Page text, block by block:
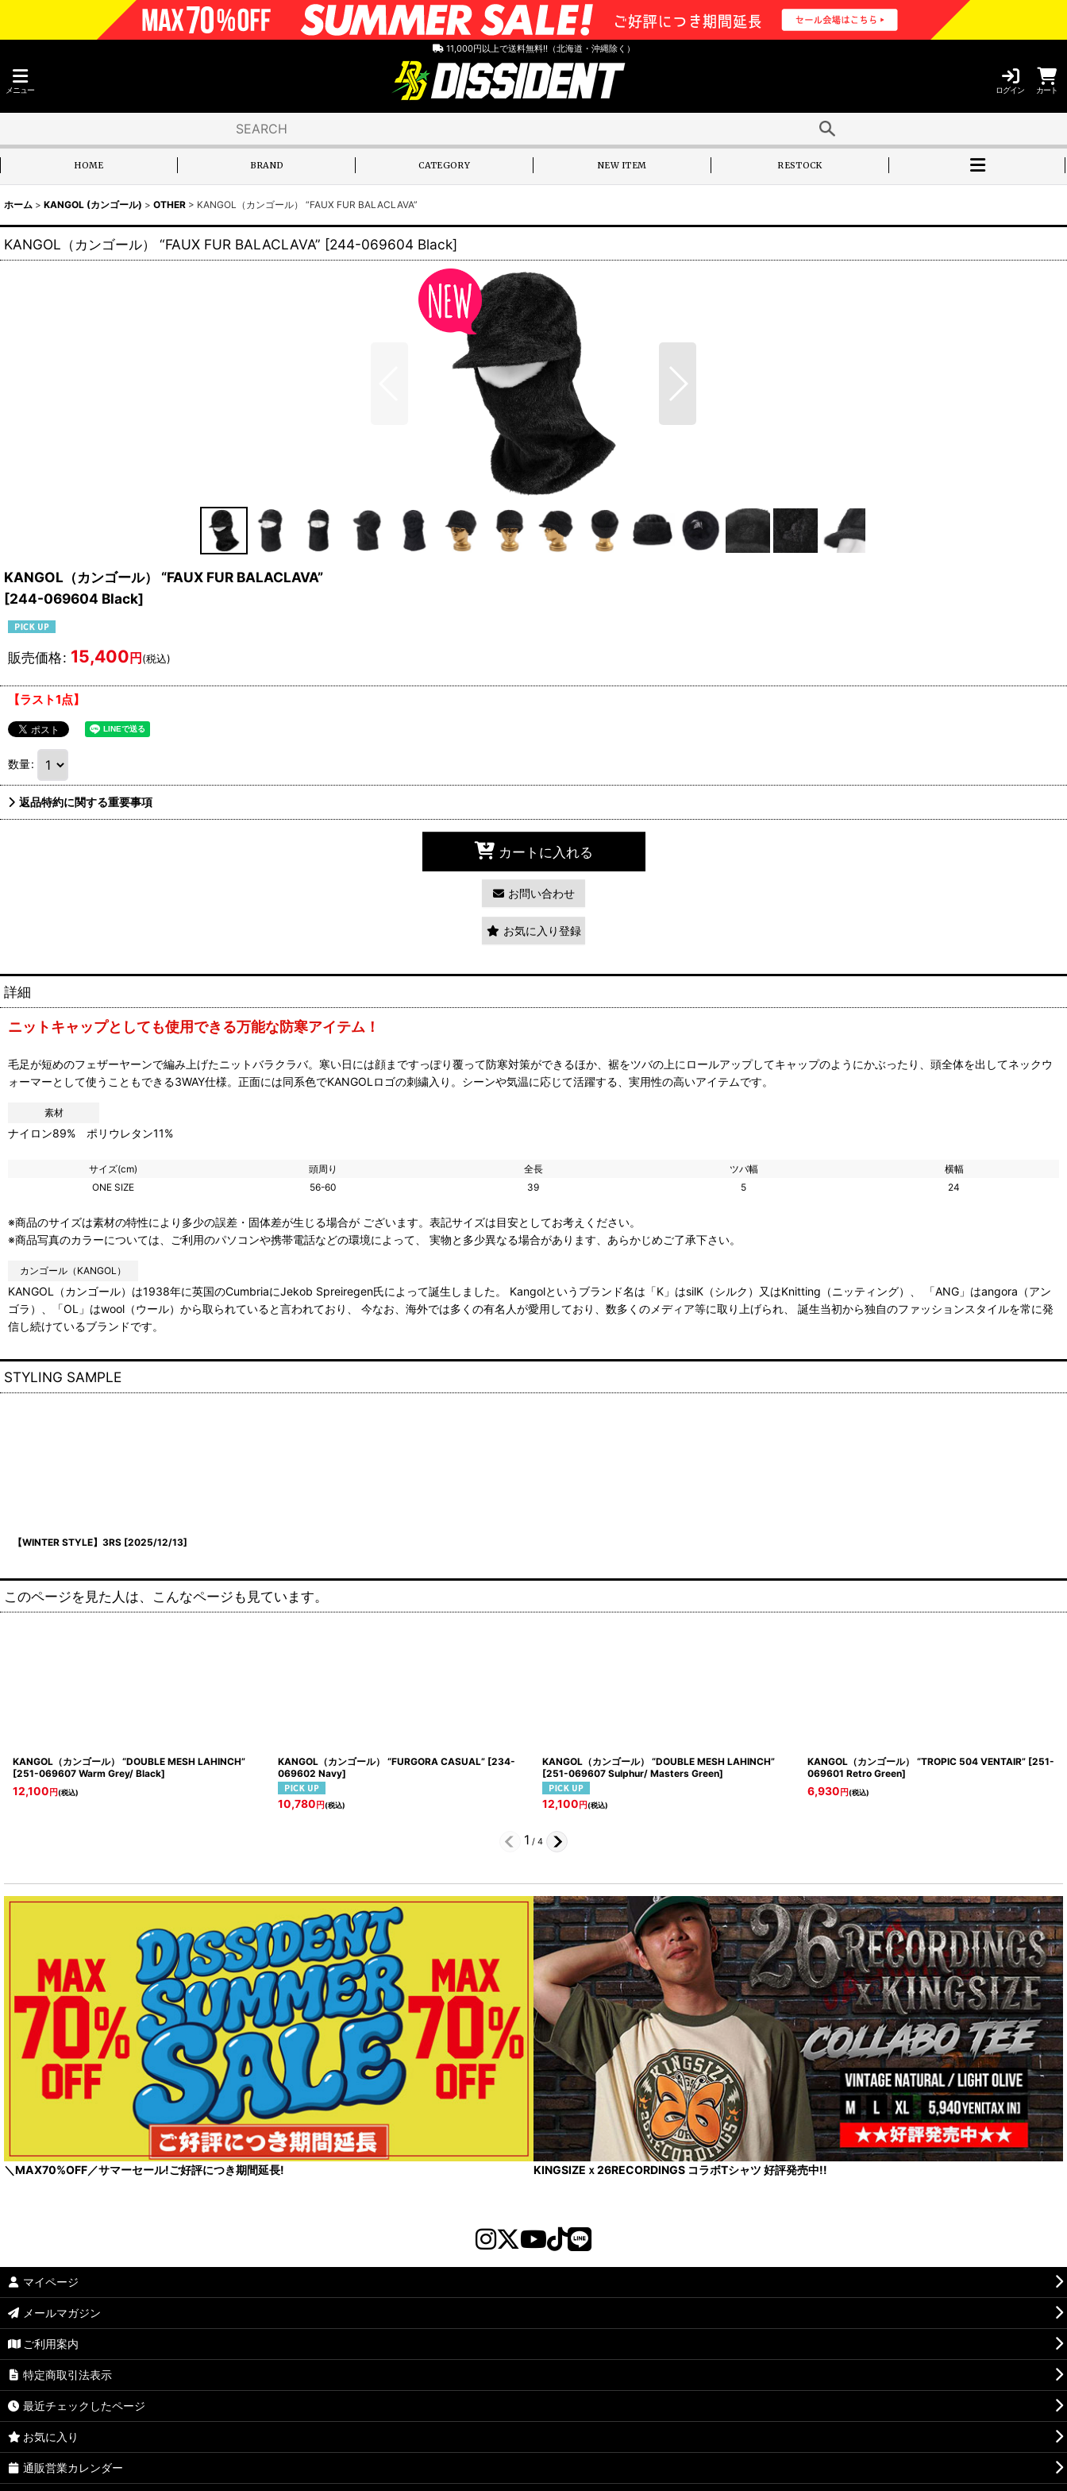
11,000円以上で送料無料!!（北海道・沖縄除く）
メニュー ログイン カート
HOME BRAND CATEGORY NEW ITEM RESTOCK
ホーム > KANGOL (カンゴール) > OTHER > KANGOL（カンゴール） “FAUX FUR BALACLAVA”
KANGOL（カンゴール） “FAUX FUR BALACLAVA” [244-069604 Black]
KANGOL（カンゴール） “FAUX FUR BALACLAVA”
[244-069604 Black]
販売価格: 15,400 円 (税込)
【ラスト1点】
数量:
返品特約に関する重要事項
カートに入れる
お問い合わせ
お気に入り登録
詳細
ニットキャップとしても使用できる万能な防寒アイテム！
毛足が短めのフェザーヤーンで編み上げたニットバラクラバ。寒い日には顔まですっぽり覆って防寒対策ができるほか、裾をツバの上にロールアップしてキャップのようにかぶったり、頭全体を出してネックウ
ォーマーとして使うこともできる3WAY仕様。正面には同系色でKANGOLロゴの刺繍入り。シーンや気温に応じて活躍する、実用性の高いアイテムです。
素材
ナイロン89% ポリウレタン11%
サイズ(cm) 頭周り 全長 ツバ幅
横幅
ONE SIZE
56-60 39 5 24
※商品のサイズは素材の特性により多少の誤差・固体差が生じる場合が ございます。表記サイズは目安としてお考えください。
※商品写真のカラーについては、ご利用のパソコンや携帯電話などの環境によって、 実物と多少異なる場合があります、あらかじめご了承下さい。
カンゴール（KANGOL）
KANGOL（カンゴール）は1938年に英国のCumbriaにJekob Spreiregen氏によって誕生しました。 Kangolというブランド名は「K」はsilK（シルク）又はKnitting（ニッティング）、 「ANG」はangora（アン
ゴラ）、「OL」はwool（ウール）から取られていると言われており、 今なお、海外では多くの有名人が愛用しており、数多くのメディア等に取り上げられ、 誕生当初から独自のファッションスタイルを常に発
信し続けているブランドです。
STYLING SAMPLE
【WINTER STYLE】3RS [2025/12/13]
このページを見た人は、こんなページも見ています。
KANGOL（カンゴール） “DOUBLE MESH LAHINCH”
[251-069607 Warm Grey/ Black]
12,100 円(税込)
KANGOL（カンゴール） “FURGORA CASUAL” [234-
069602 Navy]
10,780 円(税込)
KANGOL（カンゴール） “DOUBLE MESH LAHINCH”
[251-069607 Sulphur/ Masters Green]
12,100 円(税込)
KANGOL（カンゴール） “TROPIC 504 VENTAIR” [251-
069601 Retro Green]
6,930 円(税込)
1 / 4
＼MAX70%OFF／サマーセール!ご好評につき期間延長! KINGSIZEｘ26RECORDINGS コラボTシャツ 好評発売中!!
マイページ
メールマガジン
ご利用案内
特定商取引法表示
最近チェックしたページ
お気に入り
通販営業カレンダー